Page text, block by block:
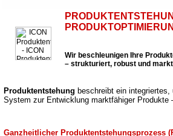
Wir beschleunigen Ihre
– strukturiert, robust und
Produktentstehung beschreibt ein integriertes,
System zur Entwicklung marktfähiger Produkte
Ganzheitlicher Produktentstehungsprozess